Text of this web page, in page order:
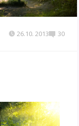
26.10. 2013 30